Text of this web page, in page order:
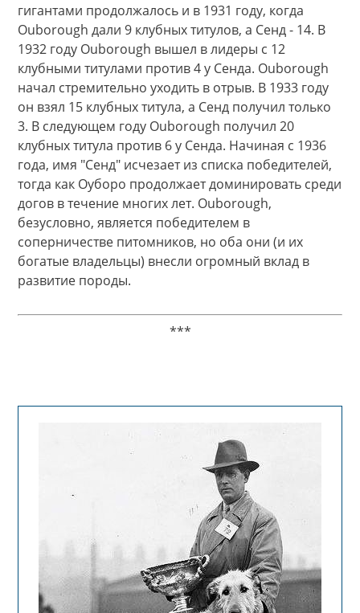
гигантами продолжалось и в 1931 году, когда
Ouborough дали 9 клубных титулов, а Сенд - 14. В
1932 году Ouborough вышел в лидеры с 12
клубными титулами против 4 у Сенда. Ouborough
начал стремительно уходить в отрыв. В 1933 году
он взял 15 клубных титула, а Сенд получил только
3. В следующем году Ouborough получил 20
клубных титула против 6 у Сенда. Начиная с 1936
года, имя "Сенд" исчезает из списка победителей,
тогда как Оуборо продолжает доминировать среди
догов в течение многих лет. Ouborough,
безусловно, является победителем в
соперничестве питомников, но оба они (и их
богатые владельцы) внесли огромный вклад в
развитие породы.
***